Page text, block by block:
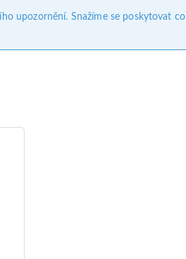
upozornění. Snažíme se poskytovat co